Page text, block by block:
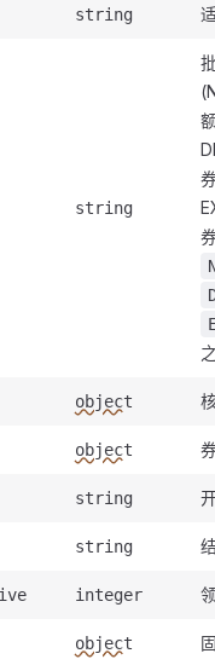
string
string
object
object
string
string
integer
object